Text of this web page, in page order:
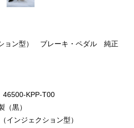
ション型） ブレーキ・ペダル 純正
46500-KPP-T00
（黒）
インジェクション型）